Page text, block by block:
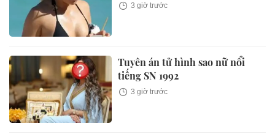
3 giờ trước
Tuyên án tử hình sao nữ nổi
tiếng SN 1992
3 giờ trước